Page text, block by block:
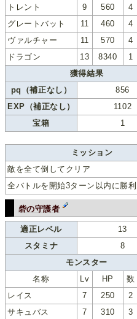
トレント
9 560 4
グレートバット
11 460 4
ヴァルチャー
11 570 4
ドラゴン
13 8340 1
獲得結果
pq（補正なし）
856
EXP（補正なし）
1102
宝箱
1
ミッション
敵を全て倒してクリア
全バトルを開始3ターン以内に勝利
砦の守護者
適正レベル
13
スタミナ
8
モンスター
名称
Lv HP 数
レイス
7 250 2
サキュバス
7 310 3